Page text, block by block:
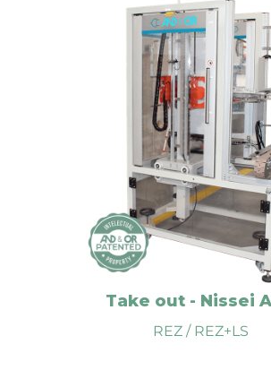
Take out - Nissei
REZ / REZ+LS
inyección-soplado tipo NISSEI ASB.
distintos modelos de extractor
máquina ASB (12M, 12N, 50MB,
DP, etc.)
Se evitan así marcas y roces en
permitiendo a su vez su
comprobación, el ensacado o
automático y posterior
El equipo puede ser
comprobador de poros integrado,
DESCARGA
VIDEO